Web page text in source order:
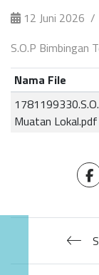
12 Juni 2026
S.O.P Bimbingan
Nama File
Muatan Lokal.pdf